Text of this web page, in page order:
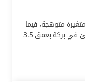
متوهجة، فيما
تتصاعد حدة الترقب قبل السقوط المفاجئ في بركة بعمق 3.5